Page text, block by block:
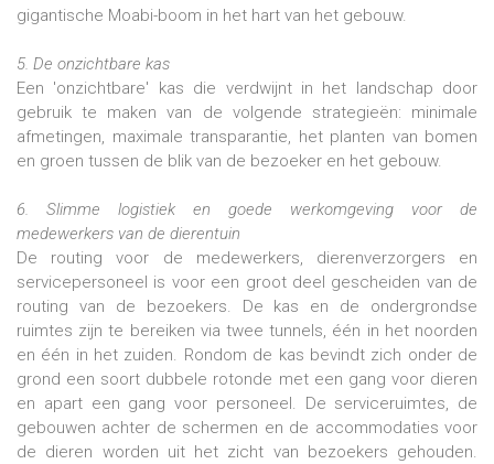
gigantische Moabi-boom in het hart van het gebouw.
5. De onzichtbare kas
Een 'onzichtbare' kas die verdwijnt in het landschap door
gebruik te maken van de volgende strategieën: minimale
afmetingen, maximale transparantie, het planten van bomen
en groen tussen de blik van de bezoeker en het gebouw.
6. Slimme logistiek en goede werkomgeving voor de
medewerkers van de dierentuin
De routing voor de medewerkers, dierenverzorgers en
servicepersoneel is voor een groot deel gescheiden van de
routing van de bezoekers. De kas en de ondergrondse
ruimtes zijn te bereiken via twee tunnels, één in het noorden
en één in het zuiden. Rondom de kas bevindt zich onder de
grond een soort dubbele rotonde met een gang voor dieren
en apart een gang voor personeel. De serviceruimtes, de
gebouwen achter de schermen en de accommodaties voor
de dieren worden uit het zicht van bezoekers gehouden.